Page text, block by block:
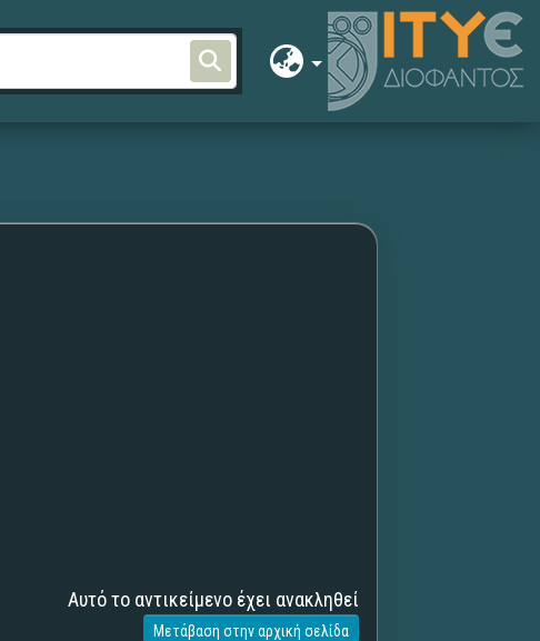
Αυτό το αντικείμενο έχει ανακληθεί
Μετάβαση στην αρχική σελίδα